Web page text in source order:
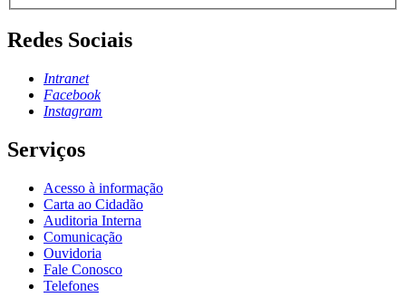
Redes Sociais
Intranet
Facebook
Instagram
Serviços
Acesso à informação
Carta ao Cidadão
Auditoria Interna
Comunicação
Ouvidoria
Fale Conosco
Telefones